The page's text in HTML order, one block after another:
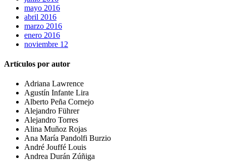
mayo 2016
abril 2016
marzo 2016
enero 2016
noviembre 12
Artículos por autor
Adriana Lawrence
Agustín Infante Lira
Alberto Peña Cornejo
Alejandro Führer
Alejandro Torres
Alina Muñoz Rojas
Ana María Pandolfi Burzio
André Jouffé Louis
Andrea Durán Zúñiga